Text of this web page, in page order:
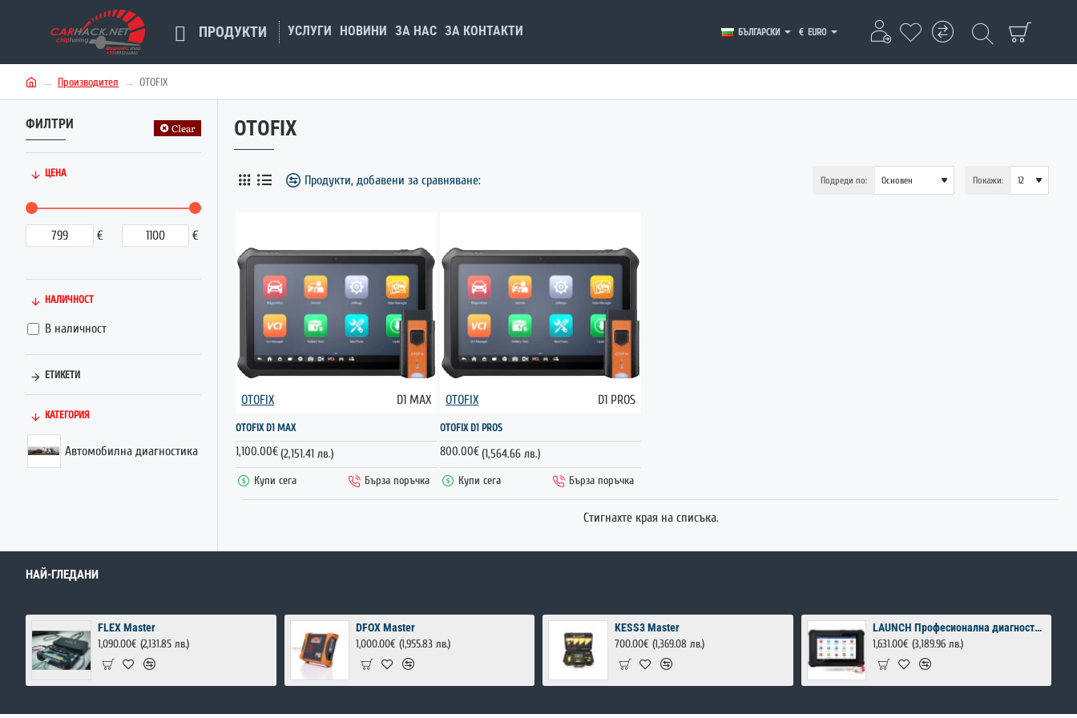
ПРОДУКТИ УСЛУГИ НОВИНИ ЗА НАС ЗА КОНТАКТИ БЪЛГАРСКИ € EURO
m
e
Производител OTOFIX
ФИЛТРИ Clear
ЦЕНА
€ €
НАЛИЧНОСТ
В наличност
ЕТИКЕТИ
КАТЕГОРИЯ
Автомобилна диагностика
OTOFIX
Продукти, добавени за сравняване: Подреди по: Покажи:
OTOFIX D1 MAX
OTOFIX D1 MAX
1,100.00€(2,151.41 лв.)
Купи сега
Бърза поръчка
OTOFIX D1 PROS
OTOFIX D1 PROS
800.00€(1,564.66 лв.)
Купи сега
Бърза поръчка
Стигнахте края на списъка.
НАЙ-ГЛЕДАНИ
FLEX Master
1,090.00€ (2,131.85 лв.)
DFOX Master
1,000.00€(1,955.83 лв.)
KESS3 Master
700.00€ (1,369.08 лв.)
LAUNCH Професионална диагностика за автомобили
1,631.00€(3,189.96 лв.)